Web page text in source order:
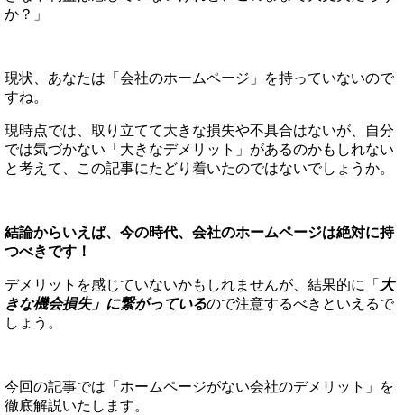
か？」
現状、あなたは「会社のホームページ」を持っていないので
すね。
現時点では、取り立てて大きな損失や不具合はないが、自分
では気づかない「大きなデメリット」があるのかもしれない
と考えて、この記事にたどり着いたのではないでしょうか。
結論からいえば、今の時代、会社のホームページは絶対に持
つべきです！
デメリットを感じていないかもしれませんが、結果的に「 大
きな機会損失」に繋がっているので注意するべきといえるで
しょう。
今回の記事では「ホームページがない会社のデメリット」を
徹底解説いたします。